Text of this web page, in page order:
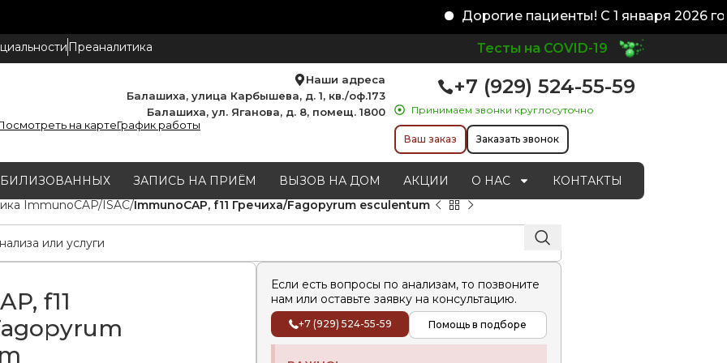
Дорогие пациенты! С 1 января 2026
Преаналитика Тесты на COVID-19
Наши адреса
Балашиха, улица Карбышева, д. 1, кв./оф.173
Балашиха, ул. Яганова, д. 8, помещ. 1800
на картеГрафик работы
+7 (929) 524-55-59
Принимаем звонки круглосуточно
Ваш заказ Заказать звонок
ЗАПИСЬ НА ПРИЁМ ВЫЗОВ НА ДОМ АКЦИИ О НАС
КОНТАКТЫ
ImmunoCAP/ISAC ImmunoCAP, f11 Гречиха/Fagopyrum esculentum
f11
Если есть вопросы по анализам, то позвоните
нам или оставьте заявку на консультацию.
+7 (929) 524-55-59 Помощь в подборе